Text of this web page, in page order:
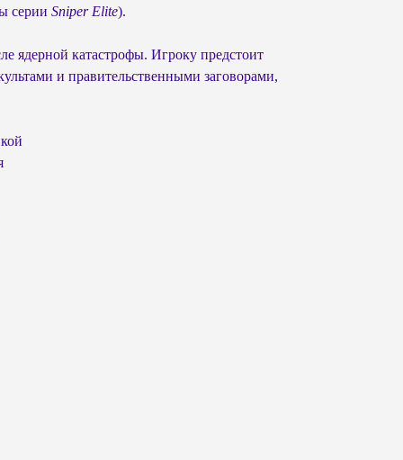
серии Sniper Elite).
ядерной катастрофы. Игроку предстоит
и правительственными заговорами,